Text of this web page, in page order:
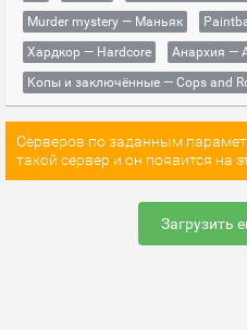
Murder mystery — Маньяк
Хардкор — Hardcore
Анархия —
Копы и заключённые — Cops and
Серверов по заданным
такой сервер и он появится на
Загрузить